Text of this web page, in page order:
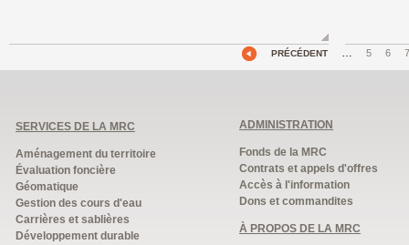
PRÉCÉDENT … 5 6 7
SERVICES DE LA MRC
Aménagement du territoire
Évaluation foncière
Géomatique
Gestion des cours d'eau
Carrières et sablières
Développement durable
ADMINISTRATION
Fonds de la MRC
Contrats et appels d'offres
Accès à l'information
Dons et commandites
À PROPOS DE LA MRC